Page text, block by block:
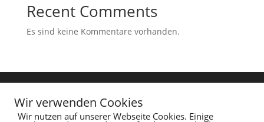
Recent Comments
Es sind keine Kommentare vorhanden.
ArchivesCategories
Wir verwenden Cookies
Wir nutzen auf unserer Webseite Cookies. Einige